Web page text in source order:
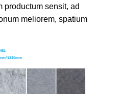
productum sensit, ad
meliorem, spatium